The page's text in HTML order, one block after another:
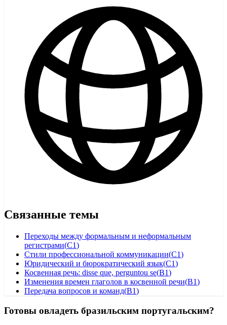
Связанные темы
Переходы между формальным и неформальным
регистрами(C1)
Стили профессиональной коммуникации(C1)
Юридический и бюрократический язык(C1)
Косвенная речь: disse que, perguntou se(B1)
Изменения времен глаголов в косвенной речи(B1)
Передача вопросов и команд(B1)
Готовы овладеть бразильским португальским?